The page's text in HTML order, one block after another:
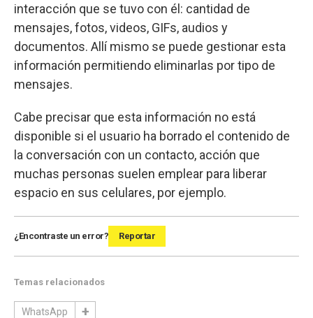
interacción que se tuvo con él: cantidad de
mensajes, fotos, videos, GIFs, audios y
documentos. Allí mismo se puede gestionar esta
información permitiendo eliminarlas por tipo de
mensajes.
Cabe precisar que esta información no está
disponible si el usuario ha borrado el contenido de
la conversación con un contacto, acción que
muchas personas suelen emplear para liberar
espacio en sus celulares, por ejemplo.
¿Encontraste un error? Reportar
Temas relacionados
WhatsApp